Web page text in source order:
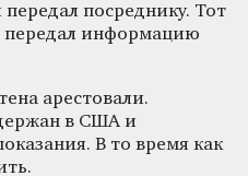
посреднику. Тот
передал информацию
арестовали.
в США и
В то время как